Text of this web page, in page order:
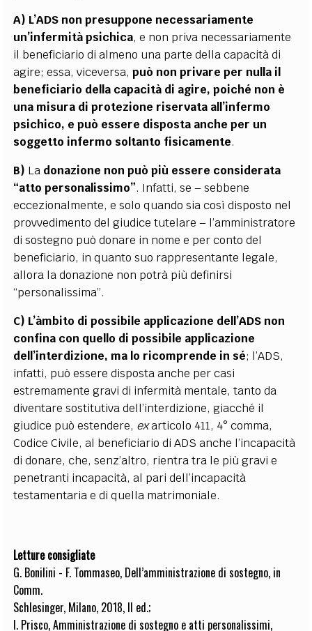
A) L’ADS non presuppone necessariamente
un’infermità psichica, e non priva necessariamente
il beneficiario di almeno una parte della capacità di
agire; essa, viceversa,può non privare per nulla il
beneficiario della capacità di agire, poiché non è
una misura di protezione riservata all’infermo
psichico, e può essere disposta anche per un
soggetto infermo soltanto fisicamente.
B) La donazione non può più essere considerata
“atto personalissimo”. Infatti, se – sebbene
eccezionalmente, e solo quando sia così disposto nel
provvedimento del giudice tutelare – l’amministratore
di sostegno può donare in nome e per conto del
beneficiario, in quanto suo rappresentante legale,
allora la donazione non potrà più definirsi
“personalissima”.
C) L’àmbito di possibile applicazione dell’ADS non
confina con quello di possibile applicazione
dell’interdizione, ma lo ricomprende in sé; l’ADS,
infatti, può essere disposta anche per casi
estremamente gravi di infermità mentale, tanto da
diventare sostitutiva dell’interdizione, giacché il
giudice può estendere, exarticolo 411, 4° comma,
Codice Civile, al beneficiario di ADS anche l’incapacità
di donare, che, senz’altro, rientra tra le più gravi e
penetranti incapacità, al pari dell’incapacità
testamentaria e di quella matrimoniale.
Letture consigliate
G. Bonilini - F. Tommaseo, Dell’amministrazione di sostegno, in
Comm.
Schlesinger, Milano, 2018, II ed.;
I. Prisco, Amministrazione di sostegno e atti personalissimi,